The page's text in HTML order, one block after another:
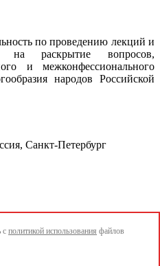
по проведению лекций и
на раскрытие вопросов,
и межконфессионального
народов Российской
Санкт-Петербург
реализации национальных
целей развития
с политикой использования файлов